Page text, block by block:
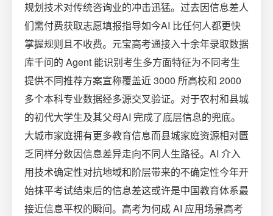
规划技术对传统咨询业的冲击迅猛。过去因信息差人
们需付费获取志愿填报指导如今AI 比任何人都更快
掌握规则且不收费。元宝高考通接入十余年录取数据
库千问的 Agent 能识别考生多方面特征为不同考生
提供不同推荐方案宣称覆盖近 3000 所高校和 2000
多个本科专业数据经多源交叉验证。对于农村和县城
的初代大学生及其父母AI 完成了底层信息的兜底。
大城市家庭拥有更多教育信息而县城家庭资源相对匮
乏同样分数因信息差异走向不同人生路径。AI 介入
用技术确定性对抗地域和阶层带来的不确定性今年开
始抹平考试结束后的信息差这或许是中国教育体系最
接近信息平权的瞬间。高考为何成 AI 应用场景高考